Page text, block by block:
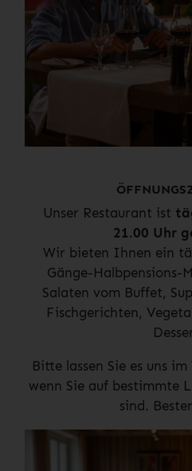
Unser Restaurant ist
21.00 Uhr
Wir bieten Ihnen ein
Gänge-Halbpensions-
Salaten vom Buffet,
Fischgerichten,
Bitte lassen Sie es uns
wenn Sie auf bestimmte
sind.